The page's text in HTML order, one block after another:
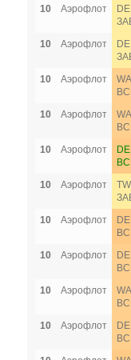
10
Аэрофлот
10
Аэрофлот
10
Аэрофлот
10
Аэрофлот
10
Аэрофлот
10
Аэрофлот
10
Аэрофлот
10
Аэрофлот
10
Аэрофлот
10
Аэрофлот